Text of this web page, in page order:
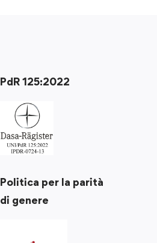
PdR 125:2022
Politica per la parità
di genere